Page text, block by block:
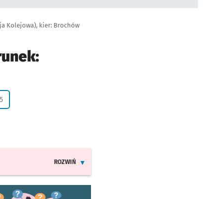
Kolejowa), kier: Brochów
ROZWIŃ